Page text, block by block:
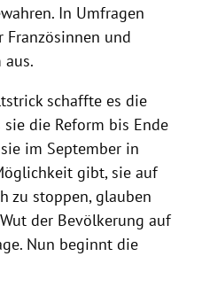
In Umfragen
Französinnen und
aus.
schaffte es die
sie die Reform bis Ende
im September in
gibt, sie auf
zu stoppen, glauben
der Bevölkerung auf
Nun beginnt die